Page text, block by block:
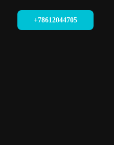
+78612044705